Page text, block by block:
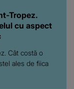
Tropez.
cu aspect
Cât costă o
ales de fiica